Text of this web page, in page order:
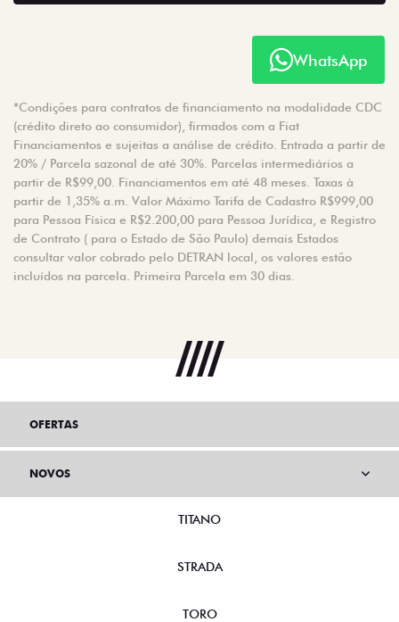
*Condições para contratos de financiamento na modalidade CDC
(crédito direto ao consumidor), firmados com a Fiat
Financiamentos e sujeitas a análise de crédito. Entrada a partir de
20% / Parcela sazonal de até 30%. Parcelas intermediários a
partir de R$99,00. Financiamentos em até 48 meses. Taxas à
partir de 1,35% a.m. Valor Máximo Tarifa de Cadastro R$999,00
para Pessoa Física e R$2.200,00 para Pessoa Jurídica, e Registro
de Contrato ( para o Estado de São Paulo) demais Estados
consultar valor cobrado pelo DETRAN local, os valores estão
incluídos na parcela. Primeira Parcela em 30 dias.
WhatsApp
OFERTAS
NOVOS
TITANO
STRADA
TORO